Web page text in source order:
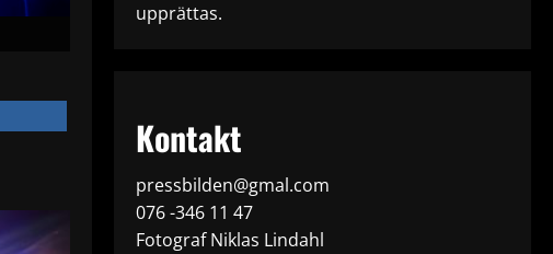
upprättas.
Kontakt
pressbilden@gmal.com
076 -346 11 47
Fotograf Niklas Lindahl